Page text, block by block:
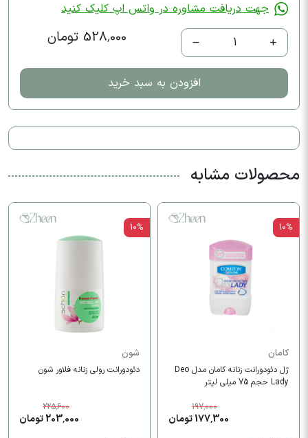
جهت دریافت مشاوره در واتس اپ کلیک کنید
1 528,000 تومان
افزودن به سبد خرید
محصولات مشابه
10%
کامان
ژل دئودورانت زنانه کامان مدل Deo
Lady حجم 75 میلی لیتر
197,000
177,300 تومان
10%
شون
دئودورانت رولی زنانه فلاور شون
225,600
203,000 تومان